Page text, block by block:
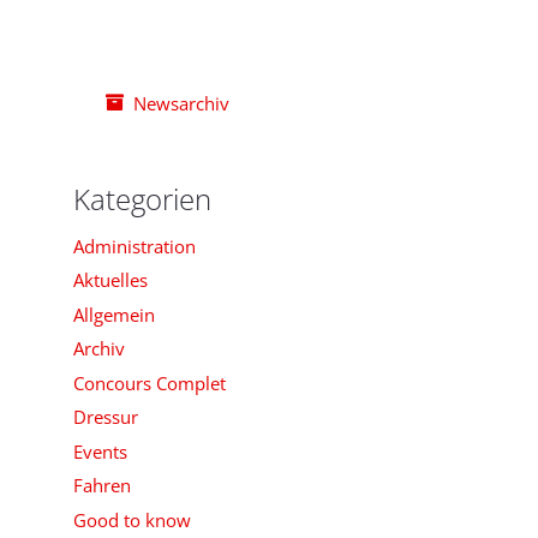
Newsarchiv
Kategorien
Administration
Aktuelles
Allgemein
Archiv
Concours Complet
Dressur
Events
Fahren
Good to know